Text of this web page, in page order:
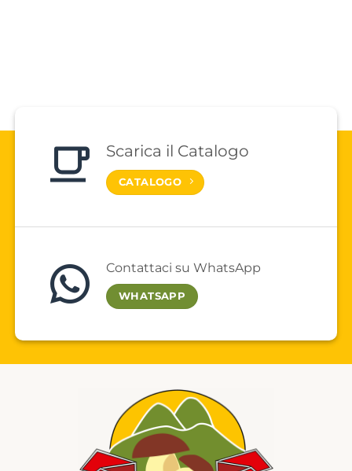
Scarica il Catalogo
CATALOGO
Contattaci su WhatsApp
WHATSAPP